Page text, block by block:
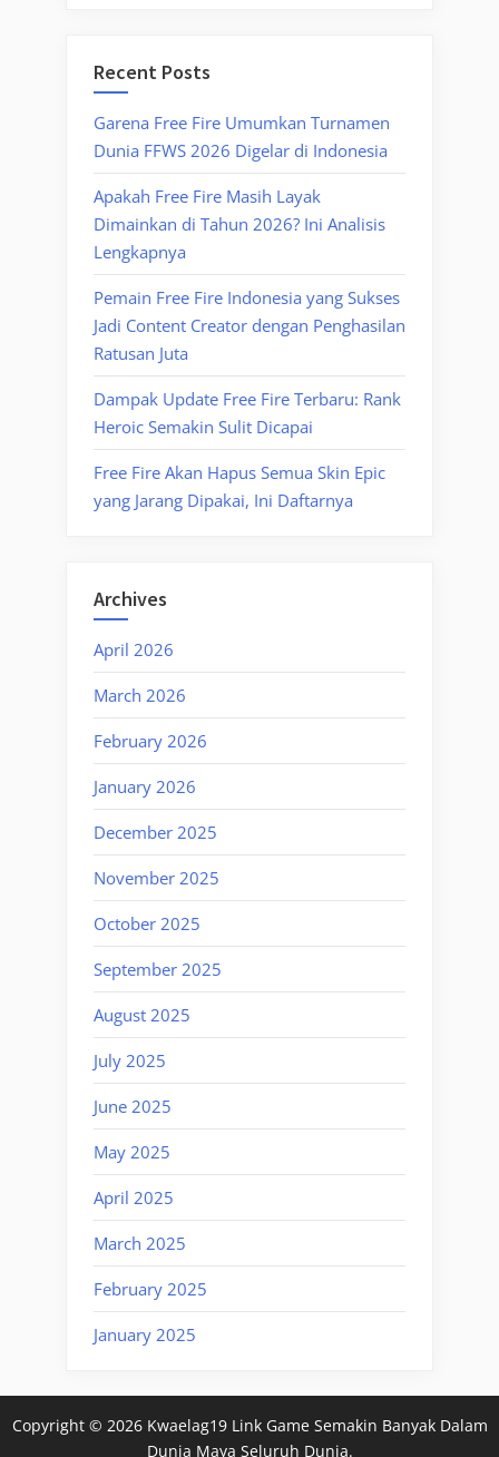
Recent Posts
Garena Free Fire Umumkan Turnamen
Dunia FFWS 2026 Digelar di Indonesia
Apakah Free Fire Masih Layak
Dimainkan di Tahun 2026? Ini Analisis
Lengkapnya
Pemain Free Fire Indonesia yang Sukses
Jadi Content Creator dengan Penghasilan
Ratusan Juta
Dampak Update Free Fire Terbaru: Rank
Heroic Semakin Sulit Dicapai
Free Fire Akan Hapus Semua Skin Epic
yang Jarang Dipakai, Ini Daftarnya
Archives
April 2026
March 2026
February 2026
January 2026
December 2025
November 2025
October 2025
September 2025
August 2025
July 2025
June 2025
May 2025
April 2025
March 2025
February 2025
January 2025
Copyright © 2026 Kwaelag19 Link Game Semakin Banyak Dalam
Dunia Maya Seluruh Dunia.